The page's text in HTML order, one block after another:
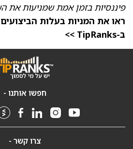
פיננסיות בזמן אמת שמניעות את
ראו את המניות בעלות
ב-TipRanks >>
חפשו אותנו -
צרו קשר -